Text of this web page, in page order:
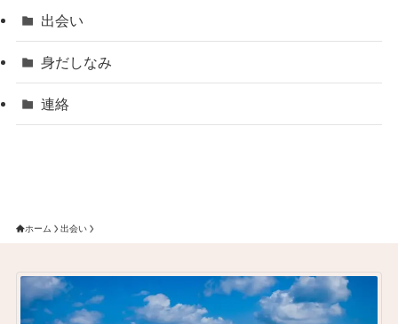
出会い
身だしなみ
連絡
ホーム 出会い